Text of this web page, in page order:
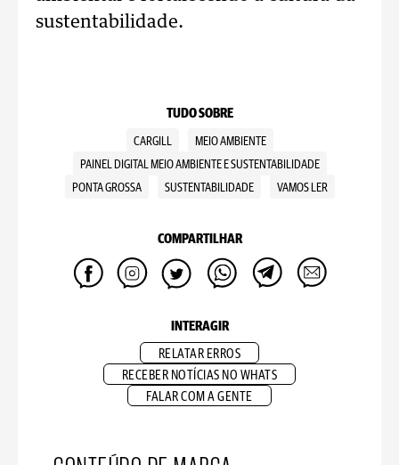
sustentabilidade.
TUDO SOBRE
CARGILL
MEIO AMBIENTE
PAINEL DIGITAL MEIO AMBIENTE E SUSTENTABILIDADE
PONTA GROSSA
SUSTENTABILIDADE VAMOS LER
COMPARTILHAR
INTERAGIR
RELATAR ERROS
RECEBER NOTÍCIAS NO WHATS
FALAR COM A GENTE